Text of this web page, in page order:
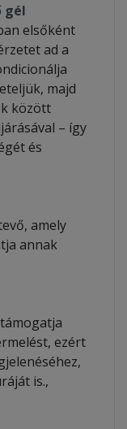
gél
elsőként
ad a
majd
között
– így
és
amely
annak
ezért
is.,